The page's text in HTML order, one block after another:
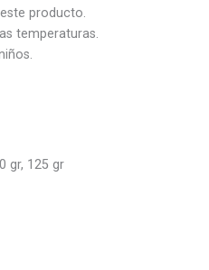
producto.
temperaturas.
gr, 125 gr